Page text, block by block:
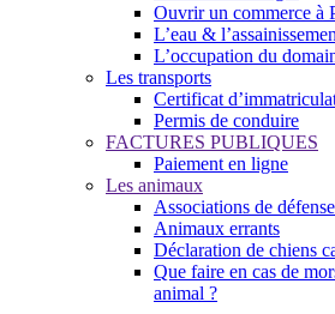
Ouvrir un commerce à
L’eau &
L’occupation du
Les transports
Certificat
Permis de conduire
FACTURES PUBLIQUES
Paiement en ligne
Les animaux
Associations de
Animaux errants
Déclaration de chiens
Que faire en cas de
animal ?